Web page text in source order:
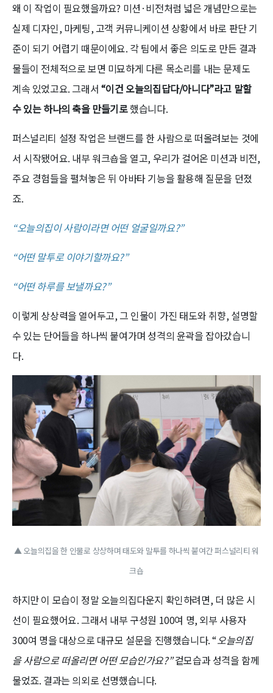
왜 이 작업이 필요했을까요? 미션·비전처럼 넓은 개념만으로는
실제 디자인, 마케팅, 고객 커뮤니케이션 상황에서 바로 판단 기
준이 되기 어렵기 때문이에요. 각 팀에서 좋은 의도로 만든 결과
물들이 전체적으로 보면 미묘하게 다른 목소리를 내는 문제도
계속 있었고요. 그래서 “이건 오늘의집답다/아니다”라고 말할
수 있는 하나의 축을 만들기로했습니다.
퍼스널리티 설정 작업은 브랜드를 한 사람으로 떠올려보는 것에
서 시작됐어요. 내부 워크숍을 열고, 우리가 걸어온 미션과 비전,
주요 경험들을 펼쳐놓은 뒤 아바타 기능을 활용해 질문을 던졌
죠.
“오늘의집이 사람이라면 어떤 얼굴일까요?”
“어떤 말투로 이야기할까요?”
“어떤 하루를 보낼까요?”
이렇게 상상력을 열어두고, 그 인물이 가진 태도와 취향, 설명할
수 있는 단어들을 하나씩 붙여가며 성격의 윤곽을 잡아갔습니
다.
▲ 오늘의집을 한 인물로 상상하며 태도와 말투를 하나씩 붙여간 퍼스널리티 워
크숍
하지만 이 모습이 정말 오늘의집다운지 확인하려면, 더 많은 시
선이 필요했어요. 그래서 내부 구성원 100여 명, 외부 사용자
300여 명을 대상으로 대규모 설문을 진행했습니다. “오늘의집
을 사람으로 떠올리면 어떤 모습인가요?”겉모습과 성격을 함께
물었죠. 결과는 의외로 선명했습니다.